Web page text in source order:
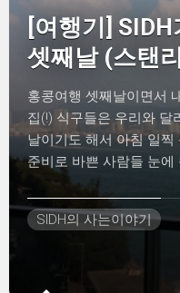
[여행기]
셋째날 (스탠
홍콩여행 셋째날이면서
집(!) 식구들은 우리와 달
날이기도 해서 아침 일
준비로 바쁜 사람들 눈에
SIDH의 사는이야기